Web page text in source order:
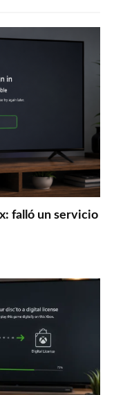
falló un servicio